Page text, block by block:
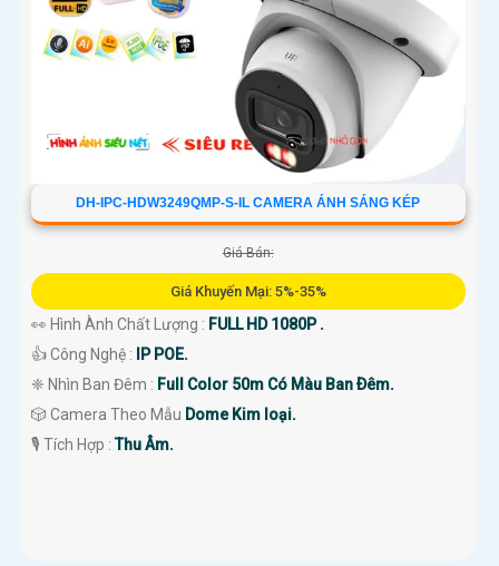
DH-IPC-HDW3249QMP-S-IL CAMERA ÁNH SÁNG KÉP
Giá Bán:
Giá Khuyến Mại: 5%-35%
👀 Hình Ành Chất Lượng : FULL HD 1080P .
👍 Công Nghệ :
IP POE.
❈ Nhìn Ban Đêm : Full Color 50m Có Màu Ban Ðêm.
🎲 Camera Theo Mẫu Dome Kim loại.
️🎙 Tích Hợp :Thu Âm.